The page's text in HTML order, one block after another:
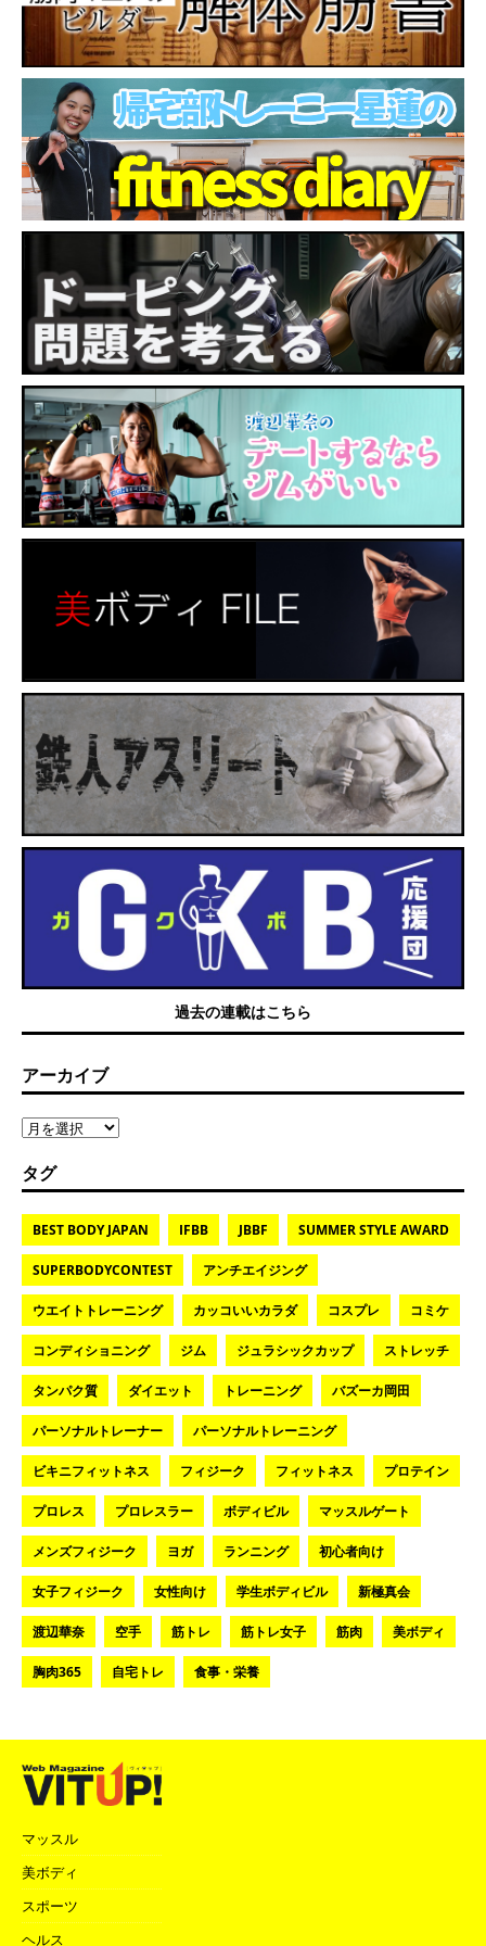
過去の連載はこちら
アーカイブ
タグ
BEST BODY JAPAN IFBB JBBF SUMMER STYLE AWARD
SUPERBODYCONTEST アンチエイジング
ウエイトトレーニング カッコいいカラダ コスプレ コミケ
コンディショニング ジム ジュラシックカップ ストレッチ
タンパク質 ダイエット トレーニング バズーカ岡田
パーソナルトレーナー パーソナルトレーニング
ビキニフィットネス フィジーク フィットネス プロテイン
プロレス プロレスラー ボディビル マッスルゲート
メンズフィジーク ヨガ ランニング 初心者向け
女子フィジーク 女性向け 学生ボディビル 新極真会
渡辺華奈 空手 筋トレ 筋トレ女子 筋肉 美ボディ
胸肉365 自宅トレ 食事・栄養
マッスル
美ボディ
スポーツ
ヘルス